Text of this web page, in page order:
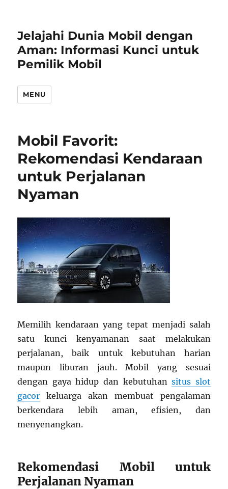
Jelajahi Dunia Mobil dengan
Aman: Informasi Kunci untuk
Pemilik Mobil
MENU
Mobil Favorit:
Rekomendasi Kendaraan
untuk Perjalanan
Nyaman
Memilih kendaraan yang tepat menjadi salah
satu kunci kenyamanan saat melakukan
perjalanan, baik untuk kebutuhan harian
maupun liburan jauh. Mobil yang sesuai
dengan gaya hidup dan kebutuhansitus slot
gacor keluarga akan membuat pengalaman
berkendara lebih aman, efisien, dan
menyenangkan.
Rekomendasi Mobil untuk
Perjalanan Nyaman